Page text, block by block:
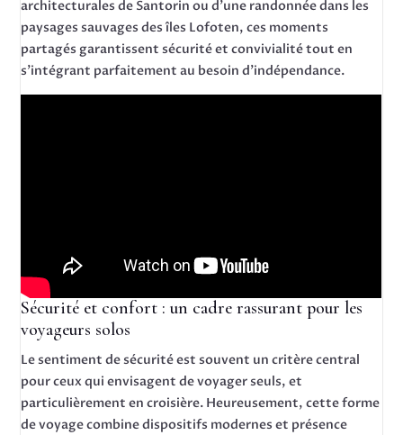
architecturales de Santorin ou d’une randonnée dans les
paysages sauvages des îles Lofoten, ces moments
partagés garantissent sécurité et convivialité tout en
s’intégrant parfaitement au besoin d’indépendance.
Sécurité et confort : un cadre rassurant pour les
voyageurs solos
Le sentiment de sécurité est souvent un critère central
pour ceux qui envisagent de voyager seuls, et
particulièrement en croisière. Heureusement, cette forme
de voyage combine dispositifs modernes et présence